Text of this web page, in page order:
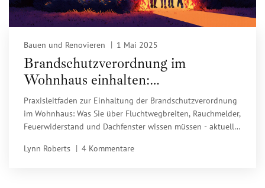
Bauen und Renovieren 1 Mai 2025
Brandschutzverordnung im
Wohnhaus einhalten:
Praxisleitfaden für 2025
Praxisleitfaden zur Einhaltung der Brandschutzverordnung
im Wohnhaus: Was Sie über Fluchtwegbreiten, Rauchmelder,
Feuerwiderstand und Dachfenster wissen müssen - aktuell
Lynn Roberts
4 Kommentare